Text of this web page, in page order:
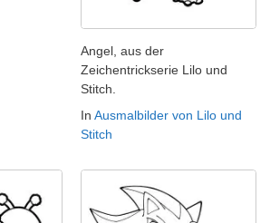
Angel, aus der
Zeichentrickserie Lilo und
Stitch.
In Ausmalbilder von Lilo und
Stitch